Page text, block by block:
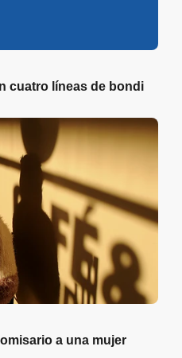
cuatro líneas de bondi
a una mujer